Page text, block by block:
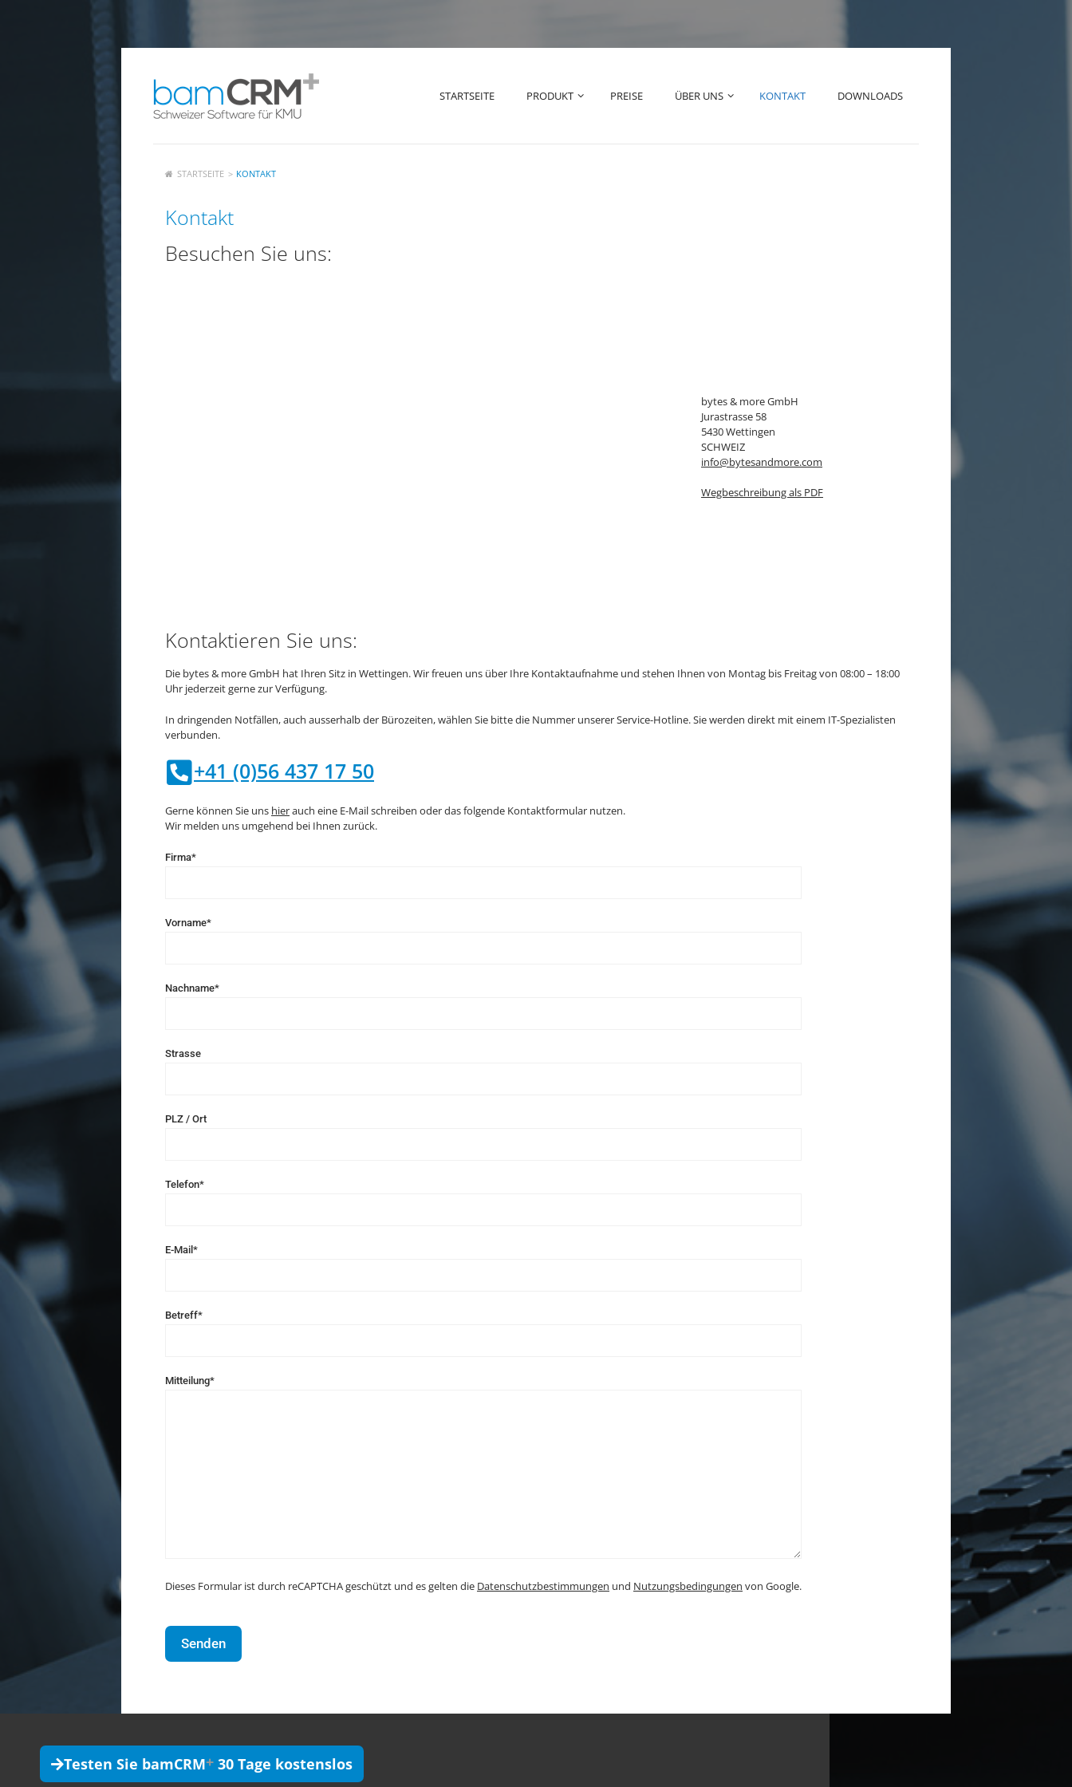
STARTSEITE PRODUKT PREISE ÜBER UNS KONTAKT DOWNLOADS
STARTSEITE > KONTAKT
Kontakt
Besuchen Sie uns:
bytes & more GmbH
Jurastrasse 58
5430 Wettingen
SCHWEIZ
info@bytesandmore.com
Wegbeschreibung als PDF
Kontaktieren Sie uns:
Die bytes & more GmbH hat Ihren Sitz in Wettingen. Wir freuen uns über Ihre Kontaktaufnahme und stehen Ihnen von Montag bis Freitag von 08:00 – 18:00
Uhr jederzeit gerne zur Verfügung.
In dringenden Notfällen, auch ausserhalb der Bürozeiten, wählen Sie bitte die Nummer unserer Service-Hotline. Sie werden direkt mit einem IT-Spezialisten
verbunden.
+41 (0)56 437 17 50
Gerne können Sie uns hierauch eine E-Mail schreiben oder das folgende Kontaktformular nutzen.
Wir melden uns umgehend bei Ihnen zurück.
Firma*
Vorname*
Nachname*
Strasse
PLZ / Ort
Telefon*
E-Mail*
Betreff*
Mitteilung*
Dieses Formular ist durch reCAPTCHA geschützt und es gelten die Datenschutzbestimmungen und Nutzungsbedingungen von Google.
Testen Sie bamCRM+ 30 Tage kostenslos